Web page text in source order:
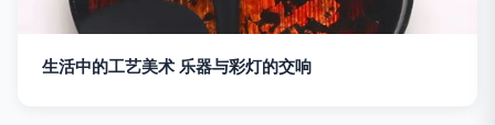
生活中的工艺美术 乐器与彩灯的交响